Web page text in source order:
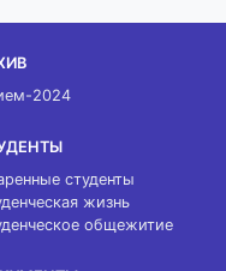
2024
студенты
жизнь
общежитие